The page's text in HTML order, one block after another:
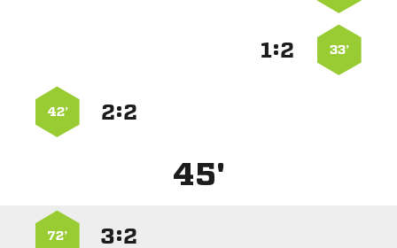
33’
:
:
42’
45'
:
72’